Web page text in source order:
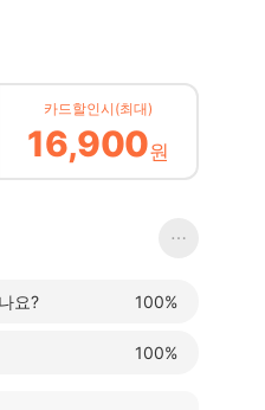
카드할인시(최대)
16,900원
⋯
요? 100%
100%